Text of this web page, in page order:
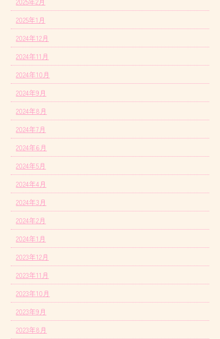
2025年1月
2024年12月
2024年11月
2024年10月
2024年9月
2024年8月
2024年7月
2024年6月
2024年5月
2024年4月
2024年3月
2024年2月
2024年1月
2023年12月
2023年11月
2023年10月
2023年9月
2023年8月